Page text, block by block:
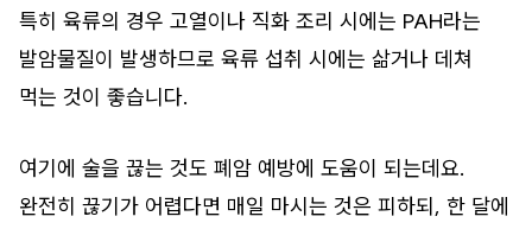
특히 육류의 경우 고열이나 직화 조리 시에는 PAH라는
발암물질이 발생하므로 육류 섭취 시에는 삶거나 데쳐
먹는 것이 좋습니다.
여기에 술을 끊는 것도 폐암 예방에 도움이 되는데요.
완전히 끊기가 어렵다면 매일 마시는 것은 피하되, 한 달에